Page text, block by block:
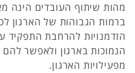
מהות שיתוף העובדים הינה
ברמות הגבוהות של הארגון
הזדמנויות להרחבת התפקיד
הנמוכות בארגון ולאפשר
מפעילויות הארגון.